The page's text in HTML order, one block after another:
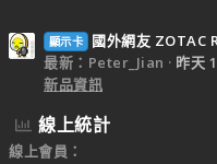
顯示卡
國外網友 ZOTAC
最新：Peter_Jian
昨天
新品資訊
線上統計
線上會員